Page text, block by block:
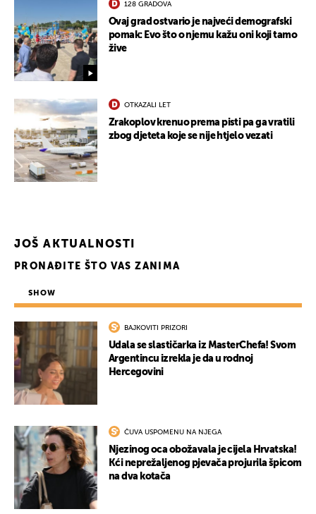
128 GRADOVA
Ovaj grad ostvario je najveći demografski
pomak: Evo što o njemu kažu oni koji tamo
žive
OTKAZALI LET
Zrakoplov krenuo prema pisti pa ga vratili
zbog djeteta koje se nije htjelo vezati
JOŠ AKTUALNOSTI
PRONAĐITE ŠTO VAS ZANIMA
SHOW
BAJKOVITI PRIZORI
Udala se slastičarka iz MasterChefa! Svom
Argentincu izrekla je da u rodnoj
Hercegovini
ČUVA USPOMENU NA NJEGA
Njezinog oca obožavala je cijela Hrvatska!
Kći neprežaljenog pjevača projurila špicom
na dva kotača
UKLJUČITE NOTIFIKACIJE